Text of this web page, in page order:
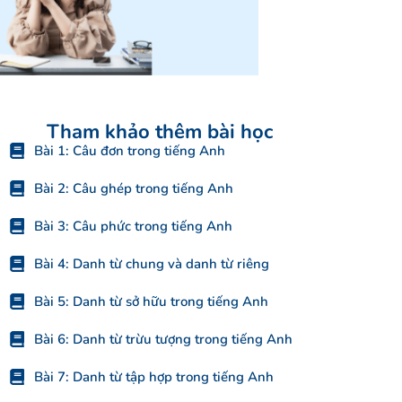
Tham khảo thêm bài học
Bài 1: Câu đơn trong tiếng Anh
Bài 2: Câu ghép trong tiếng Anh
Bài 3: Câu phức trong tiếng Anh
Bài 4: Danh từ chung và danh từ riêng
Bài 5: Danh từ sở hữu trong tiếng Anh
Bài 6: Danh từ trừu tượng trong tiếng Anh
Bài 7: Danh từ tập hợp trong tiếng Anh